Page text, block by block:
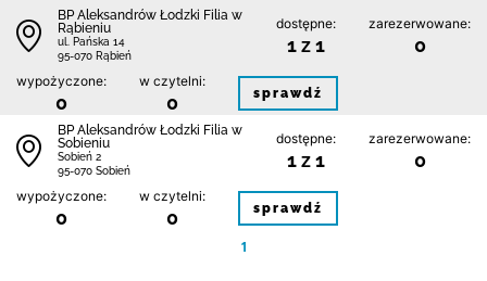
BP Aleksandrów Łodzki Filia w
Rąbieniu
ul. Pańska 14
95-070 Rąbień
dostępne:
1 z 1
zarezerwowane:
0
wypożyczone:
0
w czytelni:
0 sprawdź
BP Aleksandrów Łodzki Filia w
Sobieniu
Sobień 2
95-070 Sobień
dostępne:
1 z 1
zarezerwowane:
0
wypożyczone:
0
w czytelni:
0 sprawdź
1